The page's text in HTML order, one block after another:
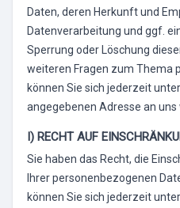
Daten, deren Herkunft und
Datenverarbeitung und ggf.
Sperrung oder Löschung
weiteren Fragen zum Thema
können Sie sich jederzeit
angegebenen Adresse an uns
I) RECHT AUF
Sie haben das Recht, die
Ihrer personenbezogenen
können Sie sich jederzeit